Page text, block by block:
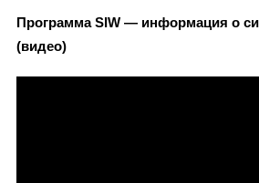
Программа SIW — информация о
(видео)